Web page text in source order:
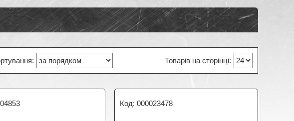
000023478